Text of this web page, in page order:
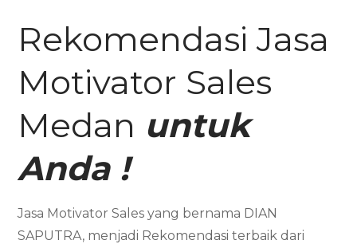
Rekomendasi Jasa
Motivator Sales
Medan untuk
Anda !
Jasa Motivator Sales yang bernama DIAN
SAPUTRA, menjadi Rekomendasi terbaik dari